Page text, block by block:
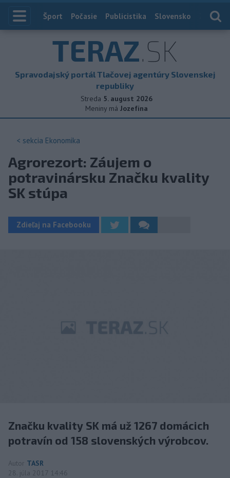
Index
Šport Počasie Publicistika Slovensko
TERAZ.SK
Spravodajský portál Tlačovej agentúry Slovenskej
republiky
Streda 5. august 2026
Meniny má Jozefína
< sekcia Ekonomika
Agrorezort: Záujem o
potravinársku Značku kvality
SK stúpa
Zdieľaj na Facebooku
Značku kvality SK má už 1267 domácich
potravín od 158 slovenských výrobcov.
Autor TASR
28. júla 2017 14:46